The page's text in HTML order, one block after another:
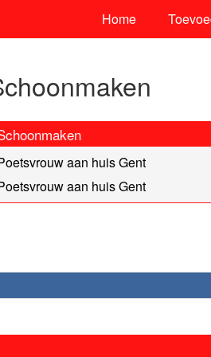
Home
aan huis Gent
aan huis Gent